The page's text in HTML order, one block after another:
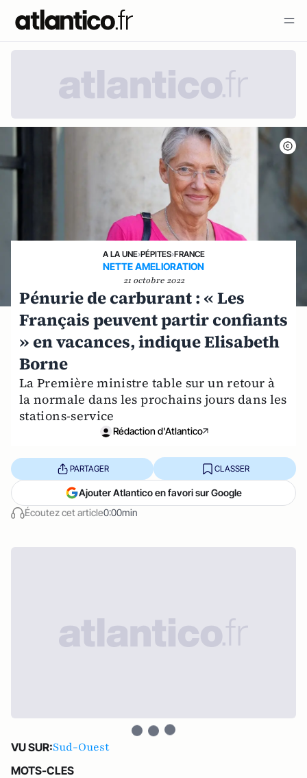
A LA UNE›PÉPITES›FRANCE
NETTE AMELIORATION
21 octobre 2022
Pénurie de carburant : « Les
Français peuvent partir confiants
» en vacances, indique Elisabeth
Borne
La Première ministre table sur un retour à
la normale dans les prochains jours dans les
stations-service
Rédaction d'Atlantico
Écoutez cet article0:00min
PARTAGER CLASSER
Ajouter Atlantico en favori sur Google
VU SUR:Sud-Ouest
MOTS-CLES